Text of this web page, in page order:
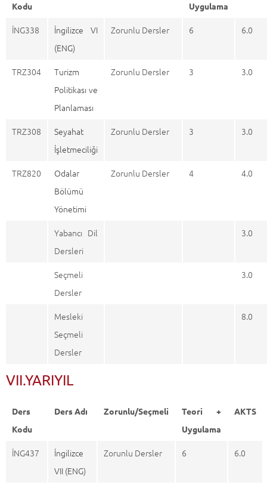
Kodu
Uygulama
İNG338
İngilizce VI
(ENG)
Zorunlu Dersler 6 6.0
TRZ304
Turizm
Politikası ve
Planlaması
Zorunlu Dersler 3 3.0
TRZ308
Seyahat
İşletmeciliği
Zorunlu Dersler 3 3.0
TRZ820
Odalar
Bölümü
Yönetimi
Zorunlu Dersler 4 4.0
Yabancı Dil
Dersleri
3.0
Seçmeli
Dersler
3.0
Mesleki
Seçmeli
Dersler
8.0
VII.YARIYIL
Ders
Kodu
Ders Adı Zorunlu/Seçmeli
Teori +
Uygulama
AKTS
İNG437
İngilizce
VII (ENG)
Zorunlu Dersler 6 6.0